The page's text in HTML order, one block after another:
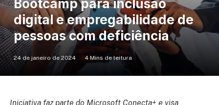
Bootcamp para inclusão
digital e empregabilidade de
pessoas com deficiência
24 de janeiro de 2024 4 Mins de leitura
Iniciativa faz parte do Microsoft Conecta+ e visa